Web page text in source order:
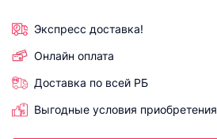
Экспресс доставка!
Онлайн оплата
Доставка по всей РБ
Выгодные условия приобретения